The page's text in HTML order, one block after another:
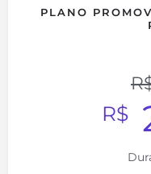
PLANO
R$